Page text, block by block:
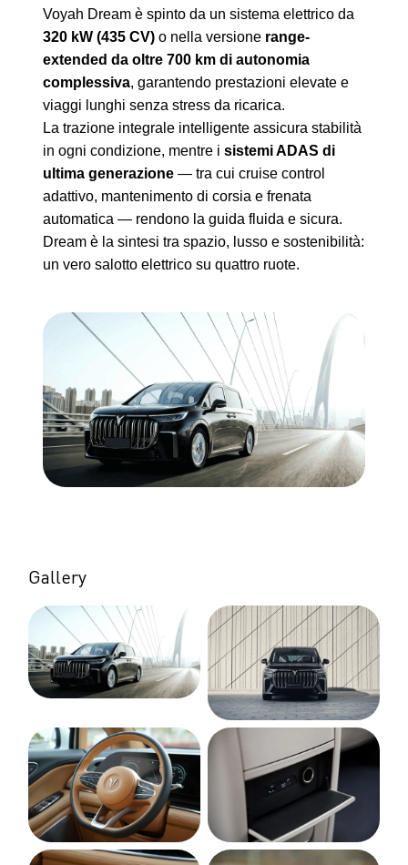
Voyah Dream è spinto da un sistema elettrico da
320 kW (435 CV) o nella versione range-
extended da oltre 700 km di autonomia
complessiva, garantendo prestazioni elevate e
viaggi lunghi senza stress da ricarica.
La trazione integrale intelligente assicura stabilità
in ogni condizione, mentre i sistemi ADAS di
ultima generazione — tra cui cruise control
adattivo, mantenimento di corsia e frenata
automatica — rendono la guida fluida e sicura.
Dream è la sintesi tra spazio, lusso e sostenibilità:
un vero salotto elettrico su quattro ruote.
Gallery